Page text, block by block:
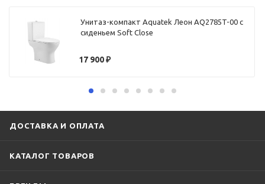
Унитаз-компакт Aquatek Леон AQ2785T-00 с
сиденьем Soft Close
17 900₽
ДОСТАВКА И ОПЛАТА
КАТАЛОГ ТОВАРОВ